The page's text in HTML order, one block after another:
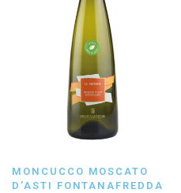
MONCUCCO MOSCATO
D’ASTI FONTANAFREDDA